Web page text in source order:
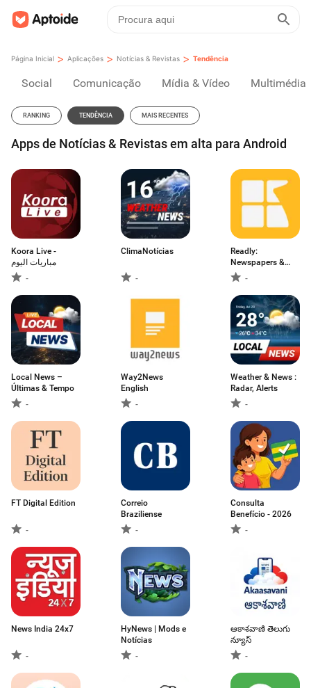
Página Inicial > Aplicações > Notícias & Revistas > Tendência
Social Comunicação Mídia & Vídeo Multimédia
RANKING TENDÊNCIA MAIS RECENTES
Apps de Notícias & Revistas em alta para Android
Koora Live -
مباريات اليوم
-
ClimaNotícias
-
Readly:
Newspapers &
Magazines
-
Local News –
Últimas & Tempo
-
Way2News
English
-
Weather & News :
Radar, Alerts
-
FT Digital Edition
-
Correio
Braziliense
-
Consulta
Benefício - 2026
-
News India 24x7
-
HyNews | Mods e
Notícias
-
ఆకాశవాణి తెలుగు
న్యూస్
-